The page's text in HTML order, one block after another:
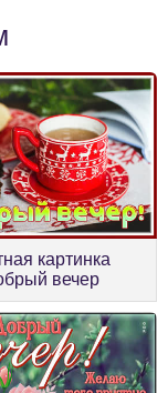
картинка
вечер